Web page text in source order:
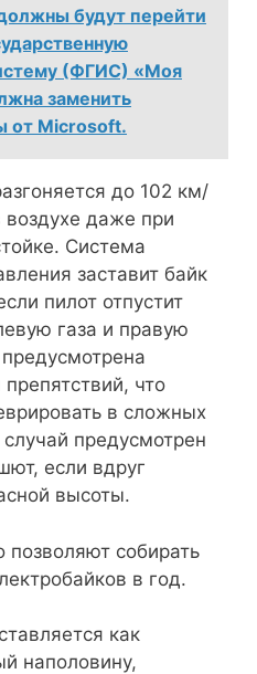
будут перейти
(ФГИС) «Моя
заменить
от Microsoft.
до 102 км/
воздухе даже при
Система
заставит байк
пилот отпустит
газа и правую
что
в сложных
предусмотрен
если вдруг
высоты.
собирать
в год.
как
наполовину,